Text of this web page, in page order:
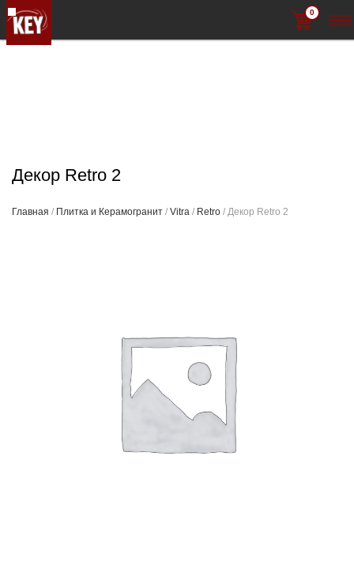
0
Декор Retro 2
Главная / Плитка и Керамогранит / Vitra / Retro / Декор Retro 2